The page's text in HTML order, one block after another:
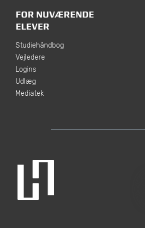
FOR NUVÆRENDE
ELEVER
Studiehåndbog
Vejledere
Logins
Udlæg
Mediatek